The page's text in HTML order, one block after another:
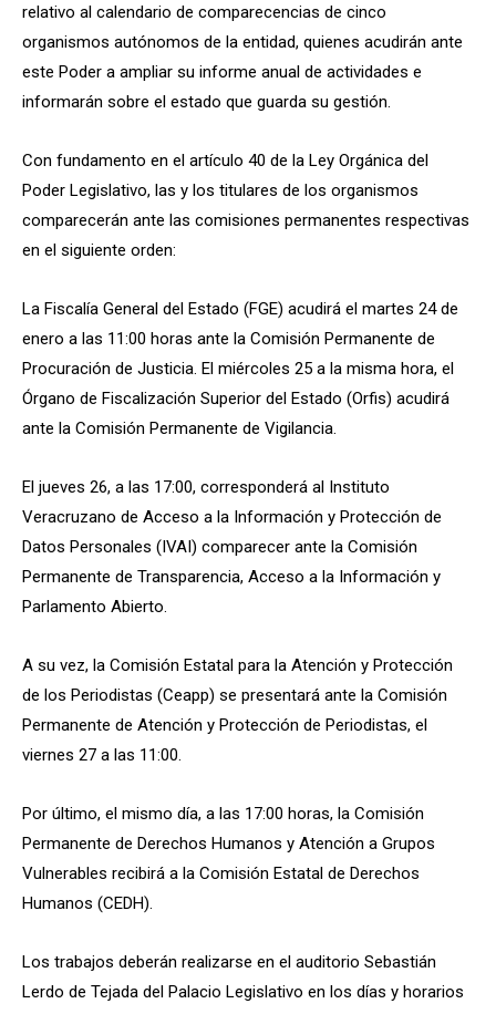
relativo al calendario de comparecencias de cinco
organismos autónomos de la entidad, quienes acudirán ante
este Poder a ampliar su informe anual de actividades e
informarán sobre el estado que guarda su gestión.
Con fundamento en el artículo 40 de la Ley Orgánica del
Poder Legislativo, las y los titulares de los organismos
comparecerán ante las comisiones permanentes respectivas
en el siguiente orden:
La Fiscalía General del Estado (FGE) acudirá el martes 24 de
enero a las 11:00 horas ante la Comisión Permanente de
Procuración de Justicia. El miércoles 25 a la misma hora, el
Órgano de Fiscalización Superior del Estado (Orfis) acudirá
ante la Comisión Permanente de Vigilancia.
El jueves 26, a las 17:00, corresponderá al Instituto
Veracruzano de Acceso a la Información y Protección de
Datos Personales (IVAI) comparecer ante la Comisión
Permanente de Transparencia, Acceso a la Información y
Parlamento Abierto.
A su vez, la Comisión Estatal para la Atención y Protección
de los Periodistas (Ceapp) se presentará ante la Comisión
Permanente de Atención y Protección de Periodistas, el
viernes 27 a las 11:00.
Por último, el mismo día, a las 17:00 horas, la Comisión
Permanente de Derechos Humanos y Atención a Grupos
Vulnerables recibirá a la Comisión Estatal de Derechos
Humanos (CEDH).
Los trabajos deberán realizarse en el auditorio Sebastián
Lerdo de Tejada del Palacio Legislativo en los días y horarios